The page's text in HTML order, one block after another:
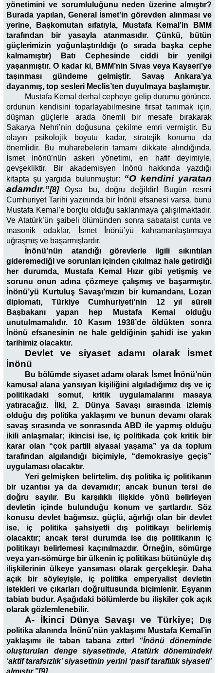
yönetimini ve sorumluluğunu neden üzerine almıştır?
Burada yapılan, General İsmet’in görevden alınması ve
yerine, Başkomutan sıfatıyla, Mustafa Kemal’in BMM
tarafından bir yasayla atanmasıdır. Çünkü, bütün
güçlerimizin yoğunlaştırıldığı (o sırada başka cephe
kalmamıştır) Batı Cephesinde ciddi bir yenilgi
yaşanmıştır. O kadar ki, BMM’nin Sivas veya Kayseri’ye
taşınması gündeme gelmiştir. Savaş Ankara’ya
dayanmış, top sesleri Meclis’ten duyulmaya başlamıştır.
Mustafa Kemal derhal cepheye gelip durumu görünce,
ordunun kendisini toparlayabilmesine fırsat tanımak için,
düşman güçlerle arada önemli bir mesafe bırakarak
Sakarya Nehri’nin doğusuna çekilme emri vermiştir. Bu
olayın psikolojik boyutu kadar, stratejik konumu da
önemlidir. Bu muharebelerin tamamı dikkate alındığında,
İsmet İnönü’nün askeri yönetimi, en hafif deyimiyle,
gevşekliktir. Bir akademisyen İnönü hakkında yazdığı
kitapta şu yargıda bulunmuştur: “O kendini yaratan
adamdır.”[8] Oysa bu, doğru değildir! Bugün resmi
Cumhuriyet Tarihi yazınında bir İnönü efsanesi varsa, bunu
Mustafa Kemal’e borçlu olduğu saklanmaya çalışılmaktadır.
Ve Atatürk’ün şaibeli ölümünden sonra sabataist cunta ve
masonik odaklar, İsmet İnönü’yü kahramanlaştırmaya
uğraşmış ve başarmışlardır.
İnönü’nün atandığı görevlerle ilgili sıkıntıları
gideremediği ve sorunları içinden çıkılmaz hale getirdiği
her durumda, Mustafa Kemal Hızır gibi yetişmiş ve
sorunu onun adına çözmeye çalışmış ve başarmıştır.
İnönü’yü Kurtuluş Savaşı’mızın bir kumandanı, Lozan
diplomatı, Türkiye Cumhuriyeti’nin 12 yıl süreli
Başbakanı yapan hep Mustafa Kemal olduğu
unutulmamalıdır. 10 Kasım 1938’de öldükten sonra
İnönü efsanesinin ne hale geldiğinin şahidi ise yakın
tarihimiz olacaktır.
Devlet ve siyaset adamı olarak İsmet
İnönü
Bu bölümde siyaset adamı olarak İsmet İnönü’nün
kamusal alana yansıyan kişiliğini algıladığımız dış ve iç
politikadaki somut, kritik uygulamalarını masaya
yatıracağız. İlki, 2. Dünya Savaşı sırasında izlemiş
olduğu dış politika yaklaşımı ve bunun devamı olarak
savaş sırasında ve sonrasında ABD ile yapmış olduğu
ikili anlaşmalar; ikincisi ise, iç politikada çok kritik bir
karar olan “çok partili siyasal yaşama” ya da toplum
tarafından algılandığı biçimiyle, “demokrasiye geçiş”
uygulaması olacaktır.
Yeri gelmişken belirtelim, dış politika iç politikanın
bir uzantısı ya da devamıdır; ancak bunun tersi de
doğru sayılır. Bu karşılıklı ilişkide yönü belirleyen
devletin içinde bulunduğu konum ve şartlardır. Söz
konusu devlet bağımsız, güçlü, ağırlığı olan bir devlet
ise, iç politika şahsiyetli dış politikayı belirlemiş
olacaktır; ancak tersi durumda ise dış politikanın iç
politikayı belirlemesi kaçınılmazdır. Örneğin, sömürge
veya yarı-sömürge bir ülkenin iç politikası bütünüyle dış
ilişkilerinin ülkeye yansıması olarak gerçekleşir. Daha
açık bir söyleyişle, iç politika emperyalist devletin
istekleri ve çıkarları doğrultusunda biçimlenir. Eşyanın
tabiatı budur. Aşağıdaki bölümlerde bu ilişkiler çok açık
olarak gözlemlenebilir.
A- İkinci Dünya Savaşı ve Türkiye;
Dış
politika alanında İnönü’nün yaklaşımı Mustafa Kemal’in
yaklaşımı ile taban tabana zıttır! “İnönü döneminde
oluşturulan denge siyasetinde, Atatürk dönemindeki
‘aktif tarafsızlık’ siyasetinin yerini ‘pasif taraflılık siyaseti’